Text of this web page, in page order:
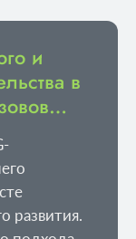
и
в
развития.